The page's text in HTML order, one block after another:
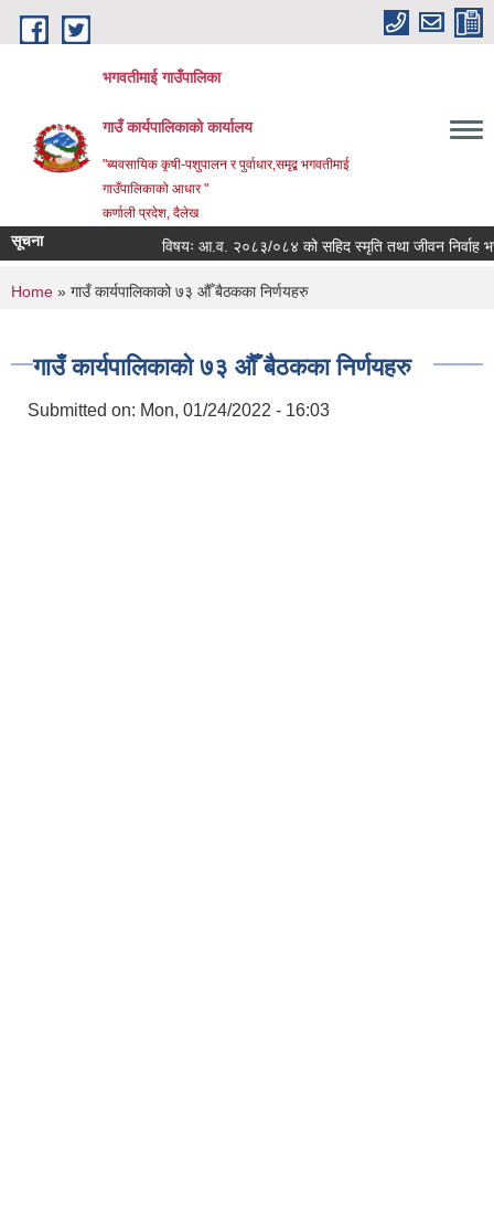
Skip to main content
भगवतीमाई गाउँपालिका
गाउँ कार्यपालिकाको कार्यालय
"ब्यवसायिक कृषी-पशुपालन र पुर्वाधार,समृद्ब भगवतीमाई
गाउँपालिकाको आधार "
कर्णाली प्रदेश, दैलेख
सूचना विषयः आ.व. २०८३/०८४ को सहिद स्मृति तथा जीवन निर्वाह भत्ता
You are here
Home » गाउँ कार्यपालिकाको ७३ औँ बैठकका निर्णयहरु
गाउँ कार्यपालिकाको ७३ औँ बैठकका निर्णयहरु
Submitted on: Mon, 01/24/2022 - 16:03